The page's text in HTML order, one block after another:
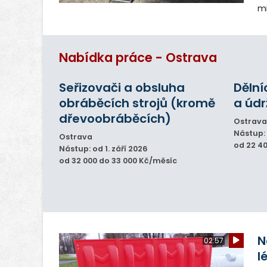
Nabídka práce - Ostrava
Seřizovači a obsluha
obráběcích strojů (kromě
dřevoobráběcích)
Ostrava
Nástup: od 1. září 2026
od 32 000 do 33 000 Kč/měsíc
a
Ostrava
Nástup:
od 22
02:57